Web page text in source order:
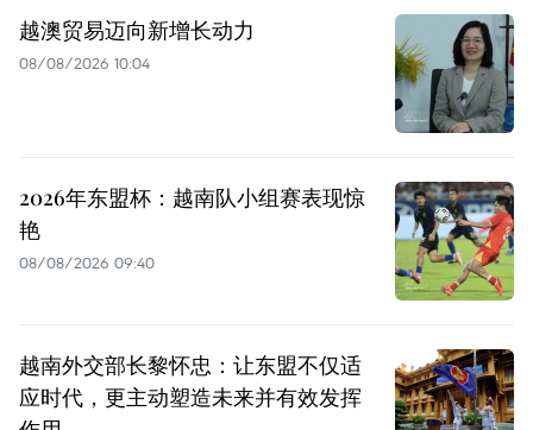
越澳贸易迈向新增长动力
08/08/2026 10:04
2026年东盟杯：越南队小组赛表现惊
艳
08/08/2026 09:40
越南外交部长黎怀忠：让东盟不仅适
应时代，更主动塑造未来并有效发挥